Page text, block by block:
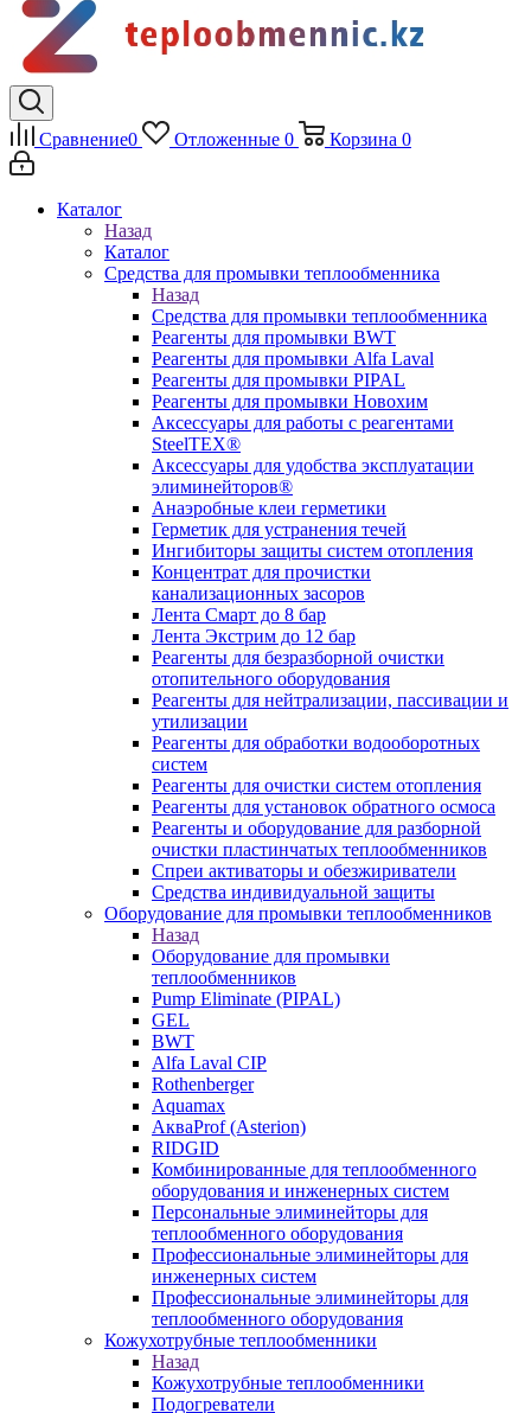
Сравнение0 Отложенные 0 Корзина 0
Каталог
Назад
Каталог
Средства для промывки теплообменника
Назад
Средства для промывки теплообменника
Реагенты для промывки BWT
Реагенты для промывки Alfa Laval
Реагенты для промывки PIPAL
Реагенты для промывки Новохим
Аксессуары для работы с реагентами
SteelTEX®
Аксессуары для удобства эксплуатации
элиминейторов®
Анаэробные клеи герметики
Герметик для устранения течей
Ингибиторы защиты систем отопления
Концентрат для прочистки
канализационных засоров
Лента Смарт до 8 бар
Лента Экстрим до 12 бар
Реагенты для безразборной очистки
отопительного оборудования
Реагенты для нейтрализации, пассивации и
утилизации
Реагенты для обработки водооборотных
систем
Реагенты для очистки систем отопления
Реагенты для установок обратного осмоса
Реагенты и оборудование для разборной
очистки пластинчатых теплообменников
Спреи активаторы и обезжириватели
Средства индивидуальной защиты
Оборудование для промывки теплообменников
Назад
Оборудование для промывки
теплообменников
Pump Eliminate (PIPAL)
GEL
BWT
Alfa Laval CIP
Rothenberger
Aquamax
АкваProf (Asterion)
RIDGID
Комбинированные для теплообменного
оборудования и инженерных систем
Персональные элиминейторы для
теплообменного оборудования
Профессиональные элиминейторы для
инженерных систем
Профессиональные элиминейторы для
теплообменного оборудования
Кожухотрубные теплообменники
Назад
Кожухотрубные теплообменники
Подогреватели